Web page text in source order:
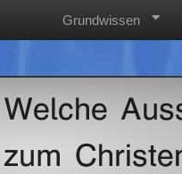
Grundwissen
Welche
zum